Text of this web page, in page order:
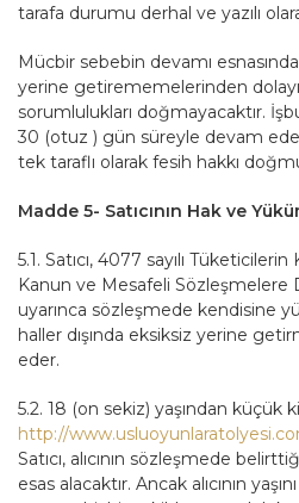
tarafa durumu derhal ve yazılı
Mücbir sebebin devamı
yerine getirememelerinden
sorumlulukları doğmayacaktır.
30 (otuz ) gün süreyle devam
tek taraflı olarak fesih hakkı
Madde 5- Satıcının Hak ve
5.1. Satıcı, 4077 sayılı
Kanun ve Mesafeli
uyarınca sözleşmede kendisine
haller dışında eksiksiz yerine
eder.
5.2. 18 (on sekiz) yaşından küçük
http://
Satıcı, alıcının sözleşmede
esas alacaktır. Ancak alıcının